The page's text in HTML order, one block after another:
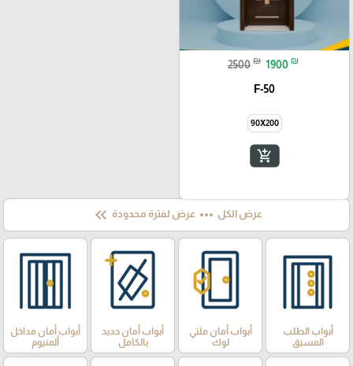
2500 ₪ 1900 ₪
F-50
90X200
add_shopping_cart
عرض الكل more_horiz عرض لفترة محدودة keyboard_double_arrow_left
أبواب الطلب
المسبق
أبواب أمان ملتي
لوك
أبواب أمان حديد
بالكامل
أبواب أمان مداخل
ألمنيوم